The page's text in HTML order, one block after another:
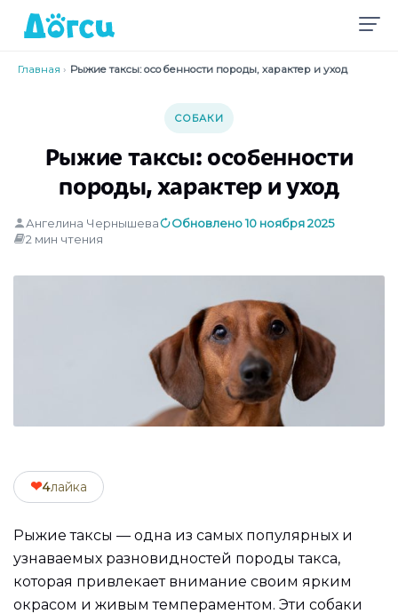
Главная › Рыжие таксы: особенности породы, характер и уход
СОБАКИ
Рыжие таксы: особенности
породы, характер и уход
Ангелина Чернышева
Обновлено 10 ноября 2025
2 мин чтения
❤4лайка
Рыжие таксы — одна из самых популярных и
узнаваемых разновидностей породы такса,
которая привлекает внимание своим ярким
окрасом и живым темпераментом. Эти собаки